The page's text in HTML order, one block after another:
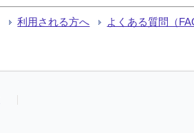
利用される方へ よくある質問（